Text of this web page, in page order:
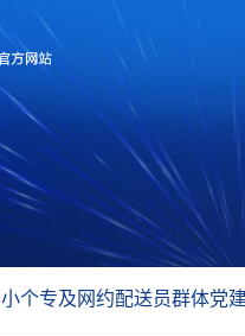
小个专及网约配送员群体党